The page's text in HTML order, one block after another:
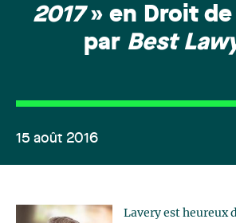
2017» en Droit de
par Best
15 août 2016
Lavery est heureux